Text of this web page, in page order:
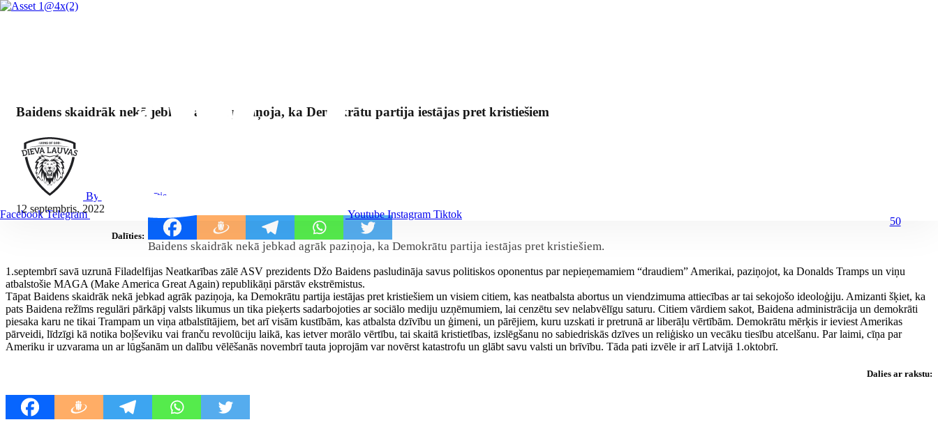
Facebook Telegram Youtube Instagram Tiktok
Baidens skaidrāk nekā jebkad agrāk paziņoja, ka Demokrātu partija iestājas pret kristiešiem
By Mārcis Jencītis
12 septembris, 2022
Dalīties:
50
Baidens skaidrāk nekā jebkad agrāk paziņoja, ka Demokrātu partija iestājas pret kristiešiem.
1.septembrī savā uzrunā Filadelfijas Neatkarības zālē ASV prezidents Džo Baidens pasludināja savus politiskos oponentus par nepieņemamiem “draudiem” Amerikai, paziņojot, ka Donalds Tramps un viņu
atbalstošie MAGA (Make America Great Again) republikāņi pārstāv ekstrēmistus.
Tāpat Baidens skaidrāk nekā jebkad agrāk paziņoja, ka Demokrātu partija iestājas pret kristiešiem un visiem citiem, kas neatbalsta abortus un viendzimuma attiecības ar tai sekojošo ideoloģiju. Amizanti šķiet, ka
pats Baidena režīms regulāri pārkāpj valsts likumus un tika pieķerts sadarbojoties ar sociālo mediju uzņēmumiem, lai cenzētu sev nelabvēlīgu saturu. Citiem vārdiem sakot, Baidena administrācija un demokrāti
piesaka karu ne tikai Trampam un viņa atbalstītājiem, bet arī visām kustībām, kas atbalsta dzīvību un ģimeni, un pārējiem, kuru uzskati ir pretrunā ar liberāļu vērtībām. Demokrātu mērķis ir ieviest Amerikas
pārveidi, līdzīgi kā notika boļševiku vai franču revolūciju laikā, kas ietver morālo vērtību, tai skaitā kristietības, izslēgšanu no sabiedriskās dzīves un reliģisko un vecāku tiesību atcelšanu. Par laimi, cīņa par
Ameriku ir uzvarama un ar lūgšanām un dalību vēlēšanās novembrī tauta joprojām var novērst katastrofu un glābt savu valsti un brīvību. Tāda pati izvēle ir arī Latvijā 1.oktobrī.
Dalies ar rakstu: